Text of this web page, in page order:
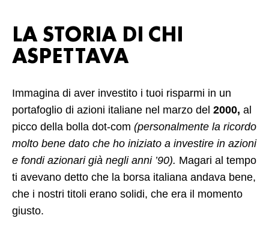
LA STORIA DI CHI
ASPETTAVA
Immagina di aver investito i tuoi risparmi in un
portafoglio di azioni italiane nel marzo del 2000, al
picco della bolla dot-com (personalmente la ricordo
molto bene dato che ho iniziato a investire in azioni
e fondi azionari già negli anni ’90). Magari al tempo
ti avevano detto che la borsa italiana andava bene,
che i nostri titoli erano solidi, che era il momento
giusto.